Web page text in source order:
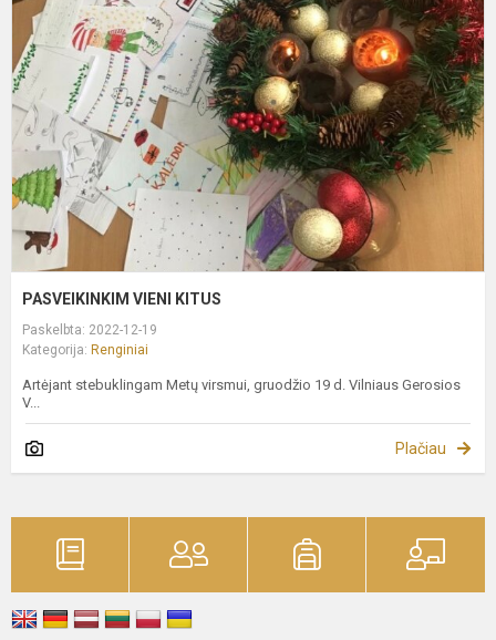
PASVEIKINKIM VIENI KITUS
Paskelbta: 2022-12-19
Kategorija: Renginiai
Artėjant stebuklingam Metų virsmui, gruodžio 19 d. Vilniaus Gerosios
V...
Plačiau